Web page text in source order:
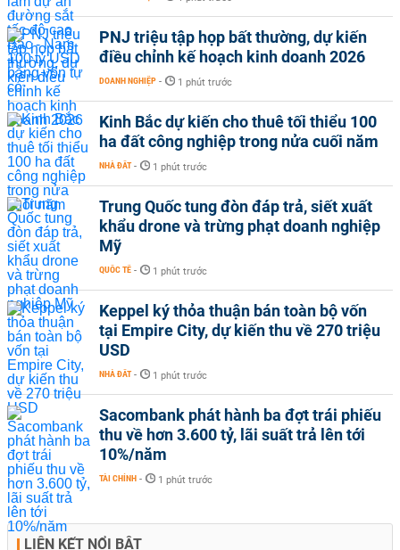
PNJ triệu tập họp bất thường, dự kiến
điều chỉnh kế hoạch kinh doanh 2026
DOANH NGHIỆP - 1 phút trước
Kinh Bắc dự kiến cho thuê tối thiểu 100
ha đất công nghiệp trong nửa cuối năm
NHÀ ĐẤT - 1 phút trước
Trung Quốc tung đòn đáp trả, siết xuất
khẩu drone và trừng phạt doanh nghiệp
Mỹ
QUỐC TẾ - 1 phút trước
Keppel ký thỏa thuận bán toàn bộ vốn
tại Empire City, dự kiến thu về 270 triệu
USD
NHÀ ĐẤT - 1 phút trước
Sacombank phát hành ba đợt trái phiếu
thu về hơn 3.600 tỷ, lãi suất trả lên tới
10%/năm
TÀI CHÍNH - 1 phút trước
LIÊN KẾT NỔI BẬT